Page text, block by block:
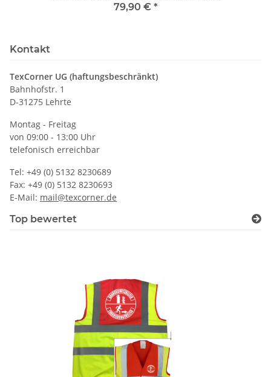
79,90 € *
Kontakt
TexCorner UG (haftungsbeschränkt)
Bahnhofstr. 1
D-31275 Lehrte
Montag - Freitag
von 09:00 - 13:00 Uhr
telefonisch erreichbar
Tel: +49 (0) 5132 8230689
Fax: +49 (0) 5132 8230693
E-Mail: mail@texcorner.de
Top bewertet